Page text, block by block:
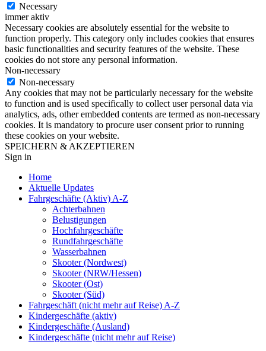
Necessary
immer aktiv
Necessary cookies are absolutely essential for the website to
function properly. This category only includes cookies that ensures
basic functionalities and security features of the website. These
cookies do not store any personal information.
Non-necessary
Non-necessary
Any cookies that may not be particularly necessary for the website
to function and is used specifically to collect user personal data via
analytics, ads, other embedded contents are termed as non-necessary
cookies. It is mandatory to procure user consent prior to running
these cookies on your website.
SPEICHERN & AKZEPTIEREN
Sign in
Home
Aktuelle Updates
Fahrgeschäfte (Aktiv) A-Z
Achterbahnen
Belustigungen
Hochfahrgeschäfte
Rundfahrgeschäfte
Wasserbahnen
Skooter (Nordwest)
Skooter (NRW/Hessen)
Skooter (Ost)
Skooter (Süd)
Fahrgeschäft (nicht mehr auf Reise) A-Z
Kindergeschäfte (aktiv)
Kindergeschäfte (Ausland)
Kindergeschäfte (nicht mehr auf Reise)